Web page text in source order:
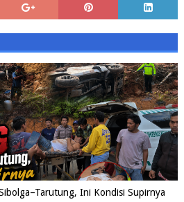
Ini Kondisi Supirnya